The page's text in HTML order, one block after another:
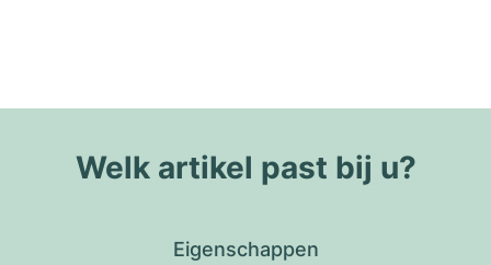
Welk artikel past bij u?
Eigenschappen